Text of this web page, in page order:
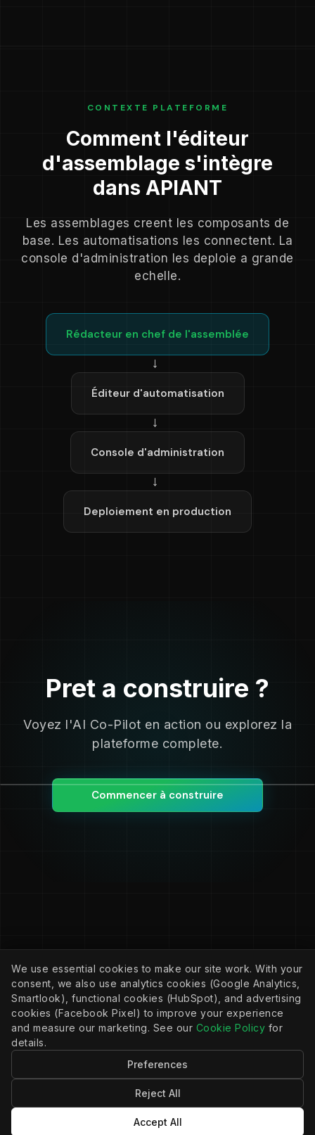
CONTEXTE PLATEFORME
Comment l'éditeur
d'assemblage s'intègre
dans APIANT
Les assemblages creent les composants de
base. Les automatisations les connectent. La
console d'administration les deploie a grande
echelle.
Rédacteur en chef de l'assemblée
→
Éditeur d'automatisation
→
Console d'administration
→
Deploiement en production
Pret a construire ?
Voyez l'AI Co-Pilot en action ou explorez la
plateforme complete.
Commencer à construire
2026, Apiant, Inc.
Tous droits réservés.
ENTREPRISE
Politique de confidentialité
Politique de cookies
We use essential cookies to make our site work. With your
consent, we also use analytics cookies (Google Analytics,
Smartlook), functional cookies (HubSpot), and advertising
cookies (Facebook Pixel) to improve your experience
and measure our marketing. See our Cookie Policy for
details.
Preferences
Reject All
Accept All